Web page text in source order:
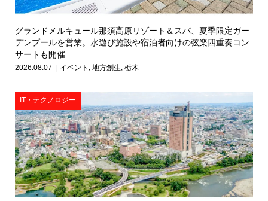
グランドメルキュール那須高原リゾート＆スパ、夏季限定ガー
デンプールを営業。水遊び施設や宿泊者向けの弦楽四重奏コン
サートも開催
2026.08.07 イベント , 地方創生, 栃木
IT・テクノロジー